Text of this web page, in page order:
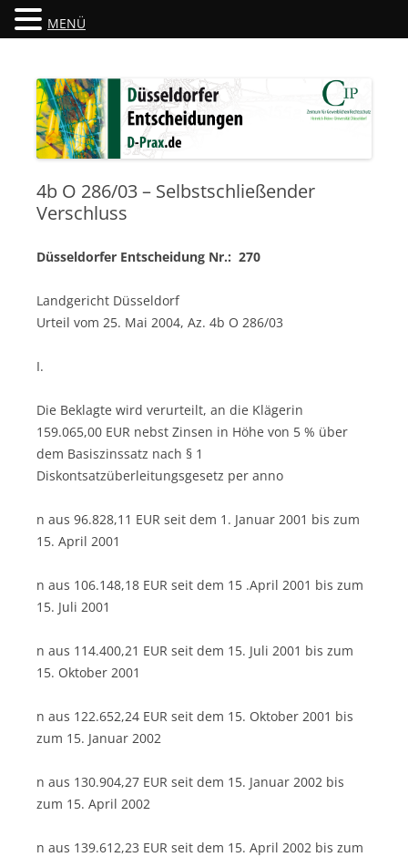
Düsseldorfer Entscheidungen
4b O 286/03 – Selbstschließender
Verschluss
Düsseldorfer Entscheidung Nr.: 270
Landgericht Düsseldorf
Urteil vom 25. Mai 2004, Az. 4b O 286/03
I.
Die Beklagte wird verurteilt, an die Klägerin
159.065,00 EUR nebst Zinsen in Höhe von 5 % über
dem Basiszinssatz nach § 1
Diskontsatzüberleitungsgesetz per anno
n aus 96.828,11 EUR seit dem 1. Januar 2001 bis zum
15. April 2001
n aus 106.148,18 EUR seit dem 15 .April 2001 bis zum
15. Juli 2001
n aus 114.400,21 EUR seit dem 15. Juli 2001 bis zum
15. Oktober 2001
n aus 122.652,24 EUR seit dem 15. Oktober 2001 bis
zum 15. Januar 2002
n aus 130.904,27 EUR seit dem 15. Januar 2002 bis
zum 15. April 2002
n aus 139.612,23 EUR seit dem 15. April 2002 bis zum
MENÜ